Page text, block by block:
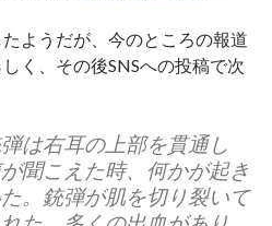
ようだが、今のところの報道
く、その後SNSへの投稿で次
は右耳の上部を貫通し
聞こえた時、何かが起き
。銃弾が肌を切り裂いて